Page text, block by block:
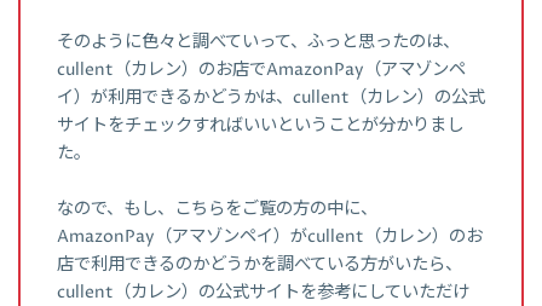
そのように色々と調べていって、ふっと思ったのは、
cullent（カレン）のお店でAmazonPay（アマゾンペ
イ）が利用できるかどうかは、cullent（カレン）の公式
サイトをチェックすればいいということが分かりまし
た。
なので、もし、こちらをご覧の方の中に、
AmazonPay（アマゾンペイ）がcullent（カレン）のお
店で利用できるのかどうかを調べている方がいたら、
cullent（カレン）の公式サイトを参考にしていただけ